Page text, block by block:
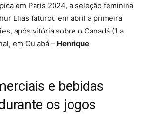
em Paris 2024, a seleção feminina
Elias faturou em abril a primeira
após vitória sobre o Canadá (1 a
em Cuiabá – Henrique
e bebidas
os jogos